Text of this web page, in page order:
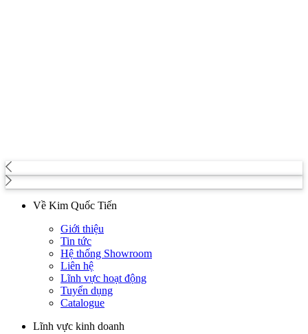
Về Kim Quốc Tiến
Giới thiệu
Tin tức
Hệ thống Showroom
Liên hệ
Lĩnh vực hoạt động
Tuyển dụng
Catalogue
Lĩnh vực kinh doanh